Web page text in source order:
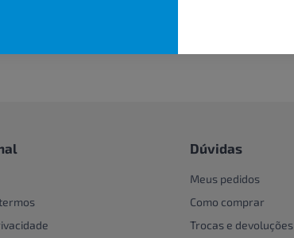
Dúvidas
Meus pedidos
Como comprar
Trocas e devoluções